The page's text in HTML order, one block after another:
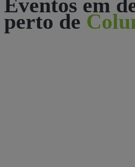
Eventos em
perto de